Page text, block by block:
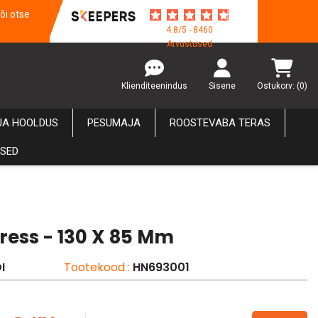
otse
4.8/5 - 8460
Arvustused
Klienditeenindus Sisene Ostukorv: (0)
HOOLDUS PESUMAJA ROOSTEVABA TERAS
- 130 X 85 Mm
Tootekood : HN693001